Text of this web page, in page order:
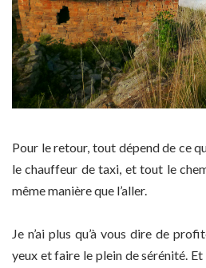
Pour le retour, tout dépend de ce
le chauffeur de taxi, et tout le
même manière que l’aller.
Je n’ai plus qu’à vous dire de
yeux et faire le plein de sérénité.